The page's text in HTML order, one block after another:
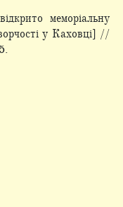
меморіальну
у Каховці] //